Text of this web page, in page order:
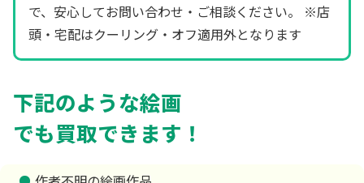
で、安心してお問い合わせ・ご相談ください。 ※店
頭・宅配はクーリング・オフ適用外となります
下記のような絵画
でも買取できます！